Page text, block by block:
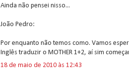
Ainda não pensei nisso...
João Pedro:
Por enquanto não temos como. Vamos
Inglês traduzir o MOTHER 1+2, aí sim
18 de maio de 2010 às 12:43